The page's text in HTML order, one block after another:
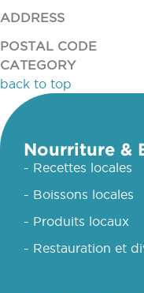
ADDRESS
POSTAL CODE
CATEGORY
back to top
Nourriture &
- Recettes locales
- Boissons locales
- Produits locaux
- Restauration et